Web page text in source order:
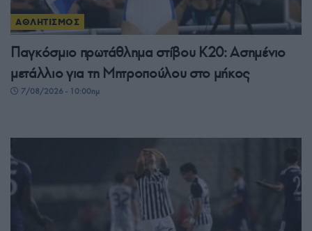
ΑΘΛΗΤΙΣΜΟΣ
Παγκόσμιο πρωτάθλημα στίβου Κ20: Ασημένιο
μετάλλιο για τη Μητροπούλου στο μήκος
7/08/2026 - 10:00πμ